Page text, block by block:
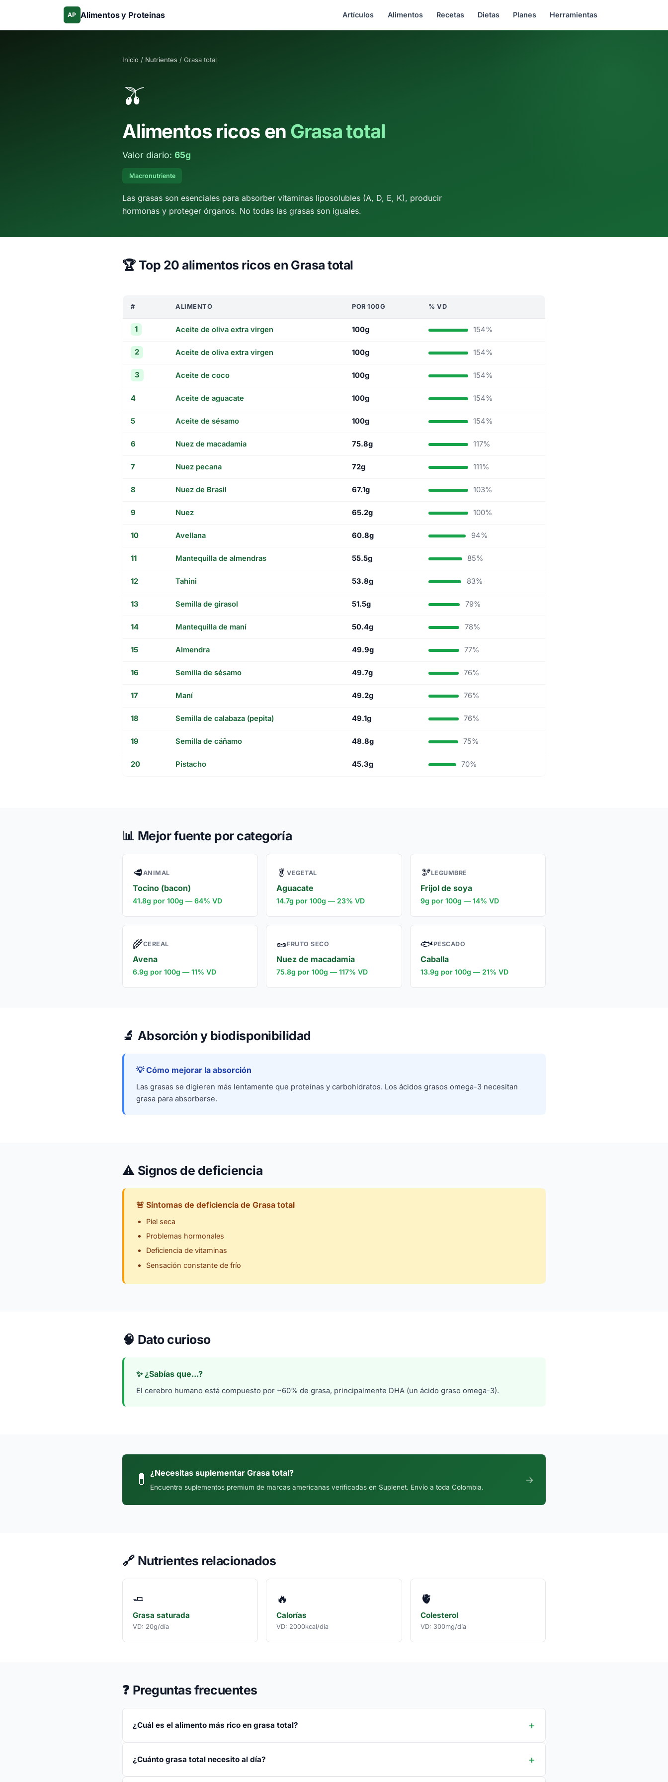
AP Alimentos y Proteinas Artículos Alimentos Recetas Dietas Planes Herramientas
Inicio / Nutrientes / Grasa total
🫒
Alimentos ricos en Grasa total
Valor diario: 65g
Macronutriente
Las grasas son esenciales para absorber vitaminas liposolubles (A, D, E, K), producir
hormonas y proteger órganos. No todas las grasas son iguales.
🏆 Top 20 alimentos ricos en Grasa total
# ALIMENTO POR 100G % VD
1 Aceite de oliva extra virgen 100g 154%
2 Aceite de oliva extra virgen 100g 154%
3 Aceite de coco 100g 154%
4 Aceite de aguacate 100g 154%
5 Aceite de sésamo 100g 154%
6 Nuez de macadamia 75.8g 117%
7 Nuez pecana 72g 111%
8 Nuez de Brasil 67.1g 103%
9 Nuez 65.2g 100%
10 Avellana 60.8g 94%
11 Mantequilla de almendras 55.5g 85%
12 Tahini 53.8g 83%
13 Semilla de girasol 51.5g 79%
14 Mantequilla de maní 50.4g 78%
15 Almendra 49.9g 77%
16 Semilla de sésamo 49.7g 76%
17 Maní 49.2g 76%
18 Semilla de calabaza (pepita) 49.1g 76%
19 Semilla de cáñamo 48.8g 75%
20 Pistacho 45.3g 70%
📊 Mejor fuente por categoría
🥩ANIMAL
Tocino (bacon)
41.8g por 100g — 64% VD
🥬VEGETAL
Aguacate
14.7g por 100g — 23% VD
🫘LEGUMBRE
Frijol de soya
9g por 100g — 14% VD
🌾CEREAL
Avena
6.9g por 100g — 11% VD
🥜FRUTO SECO
Nuez de macadamia
75.8g por 100g — 117% VD
🐟PESCADO
Caballa
13.9g por 100g — 21% VD
🔬 Absorción y biodisponibilidad
💡 Cómo mejorar la absorción
Las grasas se digieren más lentamente que proteínas y carbohidratos. Los ácidos grasos omega-3 necesitan
grasa para absorberse.
⚠️ Signos de deficiencia
🚨 Síntomas de deficiencia de Grasa total
Piel seca
Problemas hormonales
Deficiencia de vitaminas
Sensación constante de frío
🧠 Dato curioso
✨ ¿Sabías que...?
El cerebro humano está compuesto por ~60% de grasa, principalmente DHA (un ácido graso omega-3).
💊 ¿Necesitas suplementar Grasa total?
Encuentra suplementos premium de marcas americanas verificadas en Suplenet. Envío a toda Colombia.
→
🔗 Nutrientes relacionados
🧈
Grasa saturada
VD: 20g/día
🔥
Calorías
VD: 2000kcal/día
🫀
Colesterol
VD: 300mg/día
❓ Preguntas frecuentes
¿Cuál es el alimento más rico en grasa total?
¿Cuánto grasa total necesito al día?